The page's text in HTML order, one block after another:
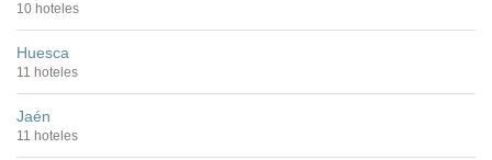
10 hoteles
Huesca
11 hoteles
Jaén
11 hoteles